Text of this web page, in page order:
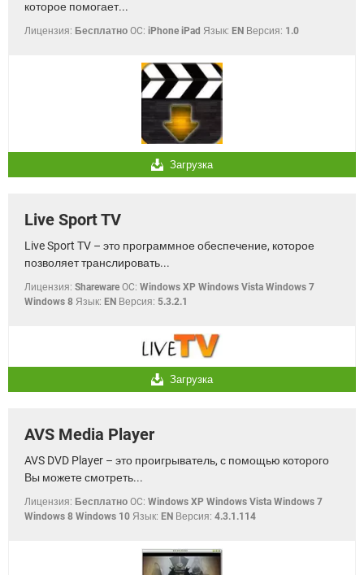
которое помогает...
Лицензия: Бесплатно OC: iPhone iPad Язык: EN Версия: 1.0
Загрузка
Live Sport TV
Live Sport TV – это программное обеспечение, которое
позволяет транслировать...
Лицензия: Shareware OC: Windows XP Windows Vista Windows 7
Windows 8 Язык: EN Версия: 5.3.2.1
Загрузка
AVS Media Player
AVS DVD Player – это проигрыватель, с помощью которого
Вы можете смотреть...
Лицензия: Бесплатно OC: Windows XP Windows Vista Windows 7
Windows 8 Windows 10 Язык: EN Версия: 4.3.1.114